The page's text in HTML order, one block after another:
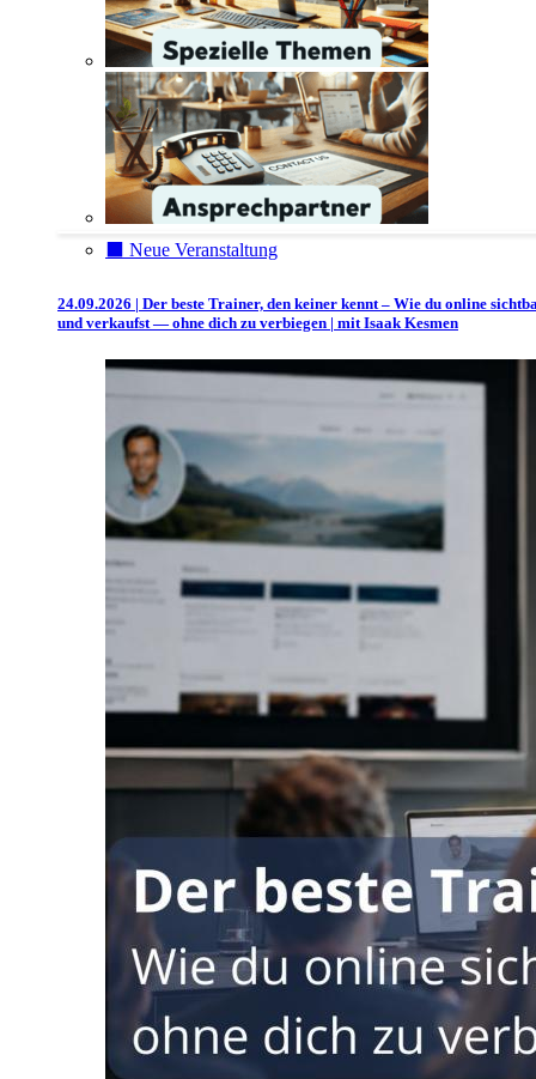
⬛️ Neue Veranstaltung
24.09.2026 | Der beste Trainer, den keiner kennt – Wie du online
und verkaufst — ohne dich zu verbiegen | mit Isaak Kesmen